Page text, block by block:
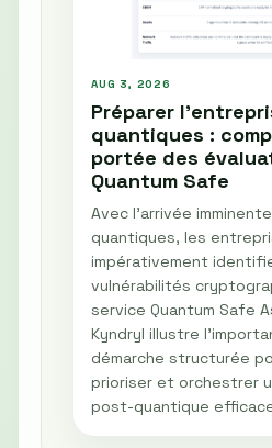
AUG 3, 2026
Préparer
quantiques :
portée des
Quantum Safe
Avec l'arrivée
quantiques, les
impérativement
vulnérabilités
service Quantum Safe
Kyndryl illustre
démarche structurée
prioriser et orchestrer
post-quantique